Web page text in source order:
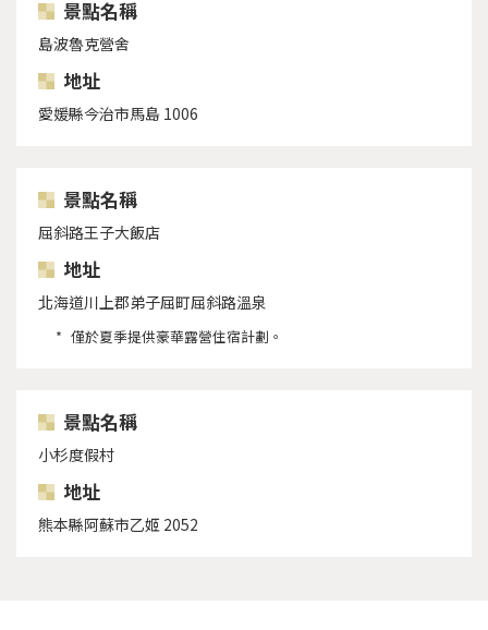
景點名稱
島波魯克營舍
地址
愛媛縣今治市馬島 1006
景點名稱
屈斜路王子大飯店
地址
北海道川上郡弟子屈町屈斜路溫泉
僅於夏季提供豪華露營住宿計劃。
景點名稱
小杉度假村
地址
熊本縣阿蘇市乙姬 2052